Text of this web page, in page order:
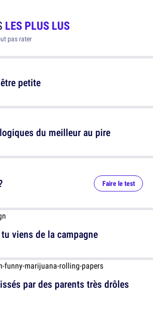
LES PLUS LUS
pas rater
petite
du meilleur au pire
par des parents très drôles
Faire le test
viens de la campagne